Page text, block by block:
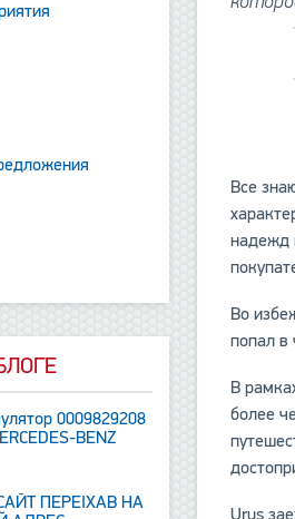
Все
надежд
Во
попал в
В
более
0009829208
BENZ
ПЕРЕЇХАВ НА